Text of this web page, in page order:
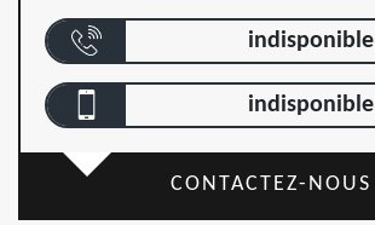
indisponible
indisponible
CONTACTEZ-NOUS